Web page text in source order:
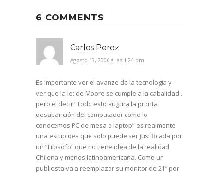
6 COMMENTS
Carlos Perez
Agosto 13, 2006 a las 1:24 pm
Es importante ver el avanze de la tecnologia y
ver que la let de Moore se cumple a la cabalidad ,
pero el decir “Todo esto augura la pronta
desaparición del computador como lo
conocemos PC de mesa o laptop” es realmente
una estupides que solo puede ser justificada por
un “Filosofo” que no tiene idea de la realidad
Chilena y menos latinoamericana. Como un
publicista va a reemplazar su monitor de 21″ por